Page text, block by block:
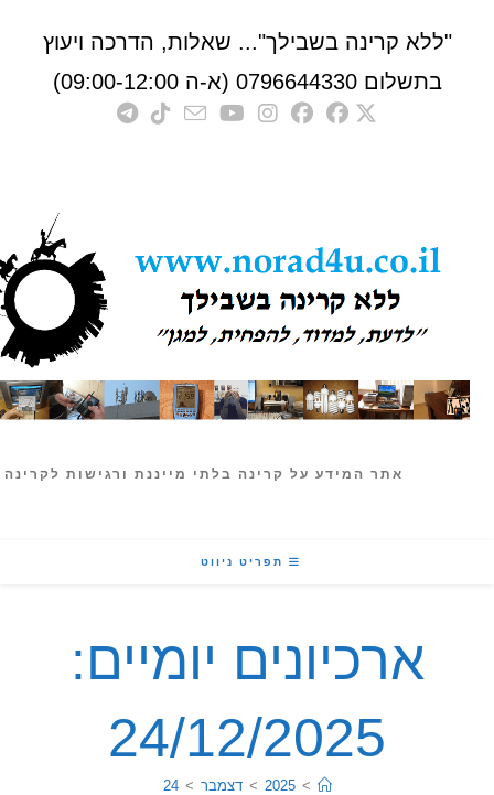
קרינה בשבילך"... שאלות, הדרכה ויעוץ
0796644330 (א-ה 09:00-12:00)
אתר המידע על קרינה בלתי מייננת ורגישות לקרינה
תפריט ניווט
ארכיונים יומיים:
24/12/2025
2025
> דצמבר >
24